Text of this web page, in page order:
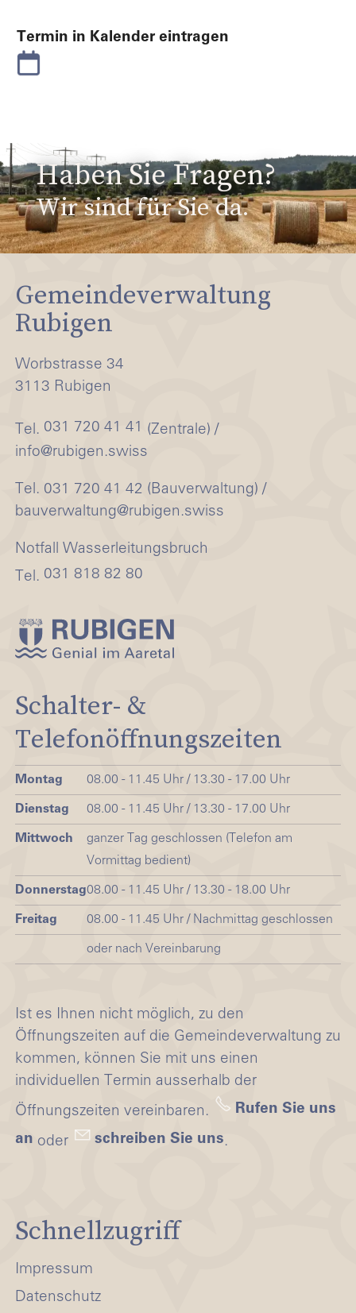
Termin in Kalender eintragen
Haben Sie Fragen?
Wir sind für Sie da.
Gemeindeverwaltung
Rubigen
Worbstrasse 34
3113 Rubigen
Tel. 031 720 41 41 (Zentrale) /
info@rubigen.swiss
Tel. 031 720 41 42 (Bauverwaltung) /
bauverwaltung@rubigen.swiss
Notfall Wasserleitungsbruch
Tel. 031 818 82 80
Schalter- &
Telefonöffnungszeiten
Montag 08.00 - 11.45 Uhr / 13.30 - 17.00 Uhr
Dienstag 08.00 - 11.45 Uhr / 13.30 - 17.00 Uhr
Mittwoch
ganzer Tag geschlossen (Telefon am
Vormittag bedient)
Donnerstag08.00 - 11.45 Uhr / 13.30 - 18.00 Uhr
Freitag 08.00 - 11.45 Uhr / Nachmittag geschlossen
oder nach Vereinbarung
Ist es Ihnen nicht möglich, zu den
Öffnungszeiten auf die Gemeindeverwaltung zu
kommen, können Sie mit uns einen
individuellen Termin ausserhalb der
Öffnungszeiten vereinbaren.
Rufen Sie uns
an oder schreiben Sie uns.
Schnellzugriff
Impressum
Datenschutz